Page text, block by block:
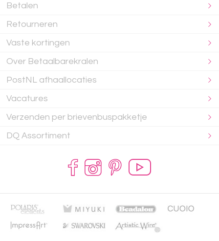
Betalen
Retourneren
Vaste kortingen
Over Betaalbarekralen
PostNL afhaallocaties
Vacatures
Verzenden per brievenbuspakketje
DQ Assortiment